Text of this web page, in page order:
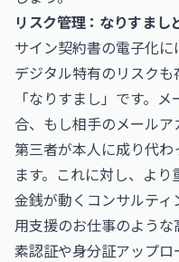
リスク管理：なりすま
サイン契約書の電子化に
デジタル特有のリスク
「なりすまし」です。
合、もし相手のメールア
第三者が本人に成り代
ます。これに対し、よ
金銭が動くコンサルティ
用支援のお仕事のよう
素認証や身分証アップ